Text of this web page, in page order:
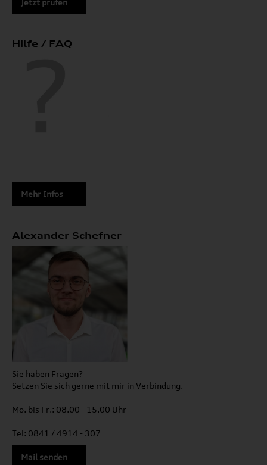
Hilfe / FAQ
Mehr Infos
Alexander Schefner
Sie haben Fragen?
Setzen Sie sich gerne mit mir in Verbindung.
Mo. bis Fr.: 08.00 - 15.00 Uhr
Tel: 0841 / 4914 - 307
Mail senden